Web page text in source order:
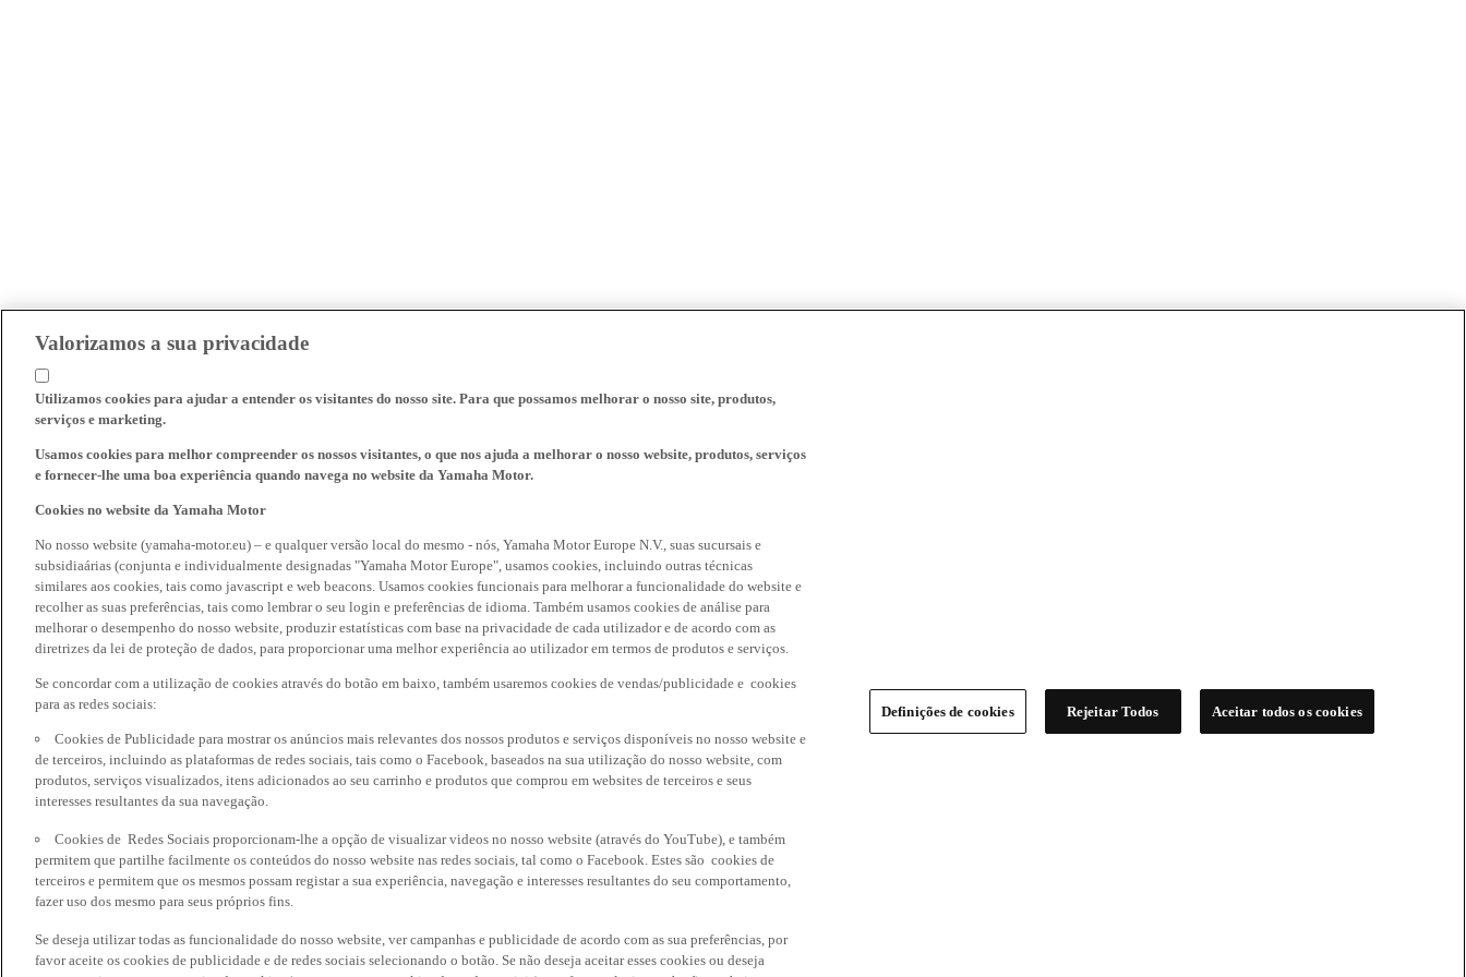
Valorizamos a sua privacidade
Utilizamos cookies para ajudar a entender os visitantes do nosso site. Para que possamos melhorar o nosso site, produtos,
serviços e marketing.
Usamos cookies para melhor compreender os nossos visitantes, o que nos ajuda a melhorar o nosso website, produtos, serviços
e fornecer-lhe uma boa experiência quando navega no website da Yamaha Motor.
Cookies no website da Yamaha Motor
No nosso website (yamaha-motor.eu) – e qualquer versão local do mesmo - nós, Yamaha Motor Europe N.V., suas sucursais e
subsidiaárias (conjunta e individualmente designadas "Yamaha Motor Europe", usamos cookies, incluindo outras técnicas
similares aos cookies, tais como javascript e web beacons. Usamos cookies funcionais para melhorar a funcionalidade do website e
recolher as suas preferências, tais como lembrar o seu login e preferências de idioma. Também usamos cookies de análise para
melhorar o desempenho do nosso website, produzir estatísticas com base na privacidade de cada utilizador e de acordo com as
diretrizes da lei de proteção de dados, para proporcionar uma melhor experiência ao utilizador em termos de produtos e serviços.
Se concordar com a utilização de cookies através do botão em baixo, também usaremos cookies de vendas/publicidade e cookies
para as redes sociais:
Cookies de Publicidade para mostrar os anúncios mais relevantes dos nossos produtos e serviços disponíveis no nosso website e
de terceiros, incluindo as plataformas de redes sociais, tais como o Facebook, baseados na sua utilização do nosso website, com
produtos, serviços visualizados, itens adicionados ao seu carrinho e produtos que comprou em websites de terceiros e seus
interesses resultantes da sua navegação.
Cookies de Redes Sociais proporcionam-lhe a opção de visualizar videos no nosso website (através do YouTube), e também
permitem que partilhe facilmente os conteúdos do nosso website nas redes sociais, tal como o Facebook. Estes são cookies de
terceiros e permitem que os mesmos possam registar a sua experiência, navegação e interesses resultantes do seu comportamento,
fazer uso dos mesmo para seus próprios fins.
Se deseja utilizar todas as funcionalidade do nosso website, ver campanhas e publicidade de acordo com as sua preferências, por
favor aceite os cookies de publicidade e de redes sociais selecionando o botão. Se não deseja aceitar esses cookies ou deseja
Definições de cookies Rejeitar Todos Aceitar todos os cookies